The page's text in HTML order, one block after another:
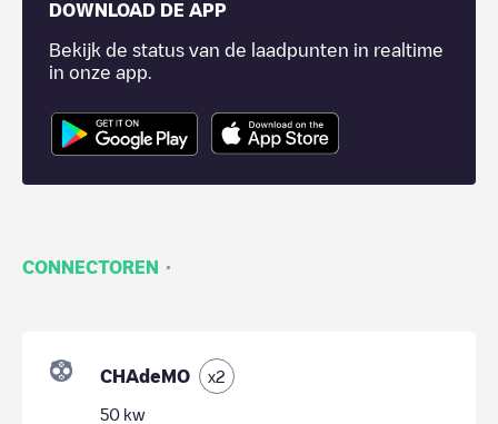
DOWNLOAD DE APP
Bekijk de status van de laadpunten in realtime
in onze app.
CONNECTOREN ·
CHAdeMO x2
50 kw